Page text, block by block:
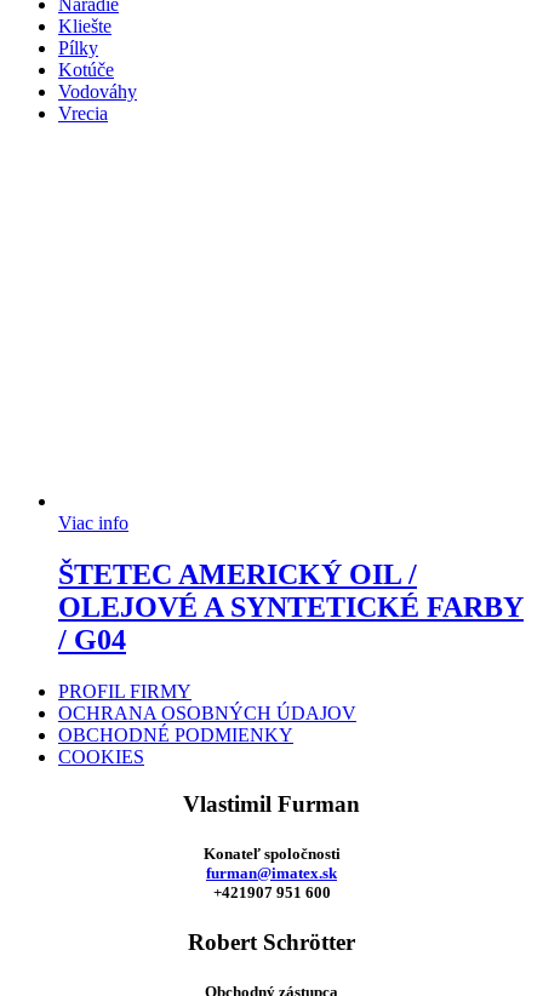
Náradie
Kliešte
Pílky
Kotúče
Vodováhy
Vrecia
Viac info
ŠTETEC AMERICKÝ OIL /
OLEJOVÉ A SYNTETICKÉ FARBY
/ G04
PROFIL FIRMY
OCHRANA OSOBNÝCH ÚDAJOV
OBCHODNÉ PODMIENKY
COOKIES
Vlastimil Furman
Konateľ spoločnosti
furman@imatex.sk
+421907 951 600
Robert Schrötter
Obchodný zástupca